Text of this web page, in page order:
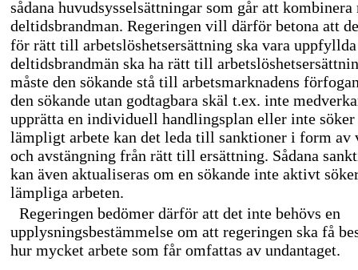
sådana huvudsysselsättningar som går att
deltidsbrandman. Regeringen vill därför betona att
för rätt till arbetslöshetsersättning ska vara
deltidsbrandmän ska ha rätt till
måste den sökande stå till arbetsmarknadens
den sökande utan godtagbara skäl t.ex. inte
upprätta en individuell handlingsplan eller inte söker
lämpligt arbete kan det leda till sanktioner i form av
och avstängning från rätt till ersättning. Sådana
kan även aktualiseras om en sökande inte aktivt
lämpliga arbeten.
Regeringen bedömer därför att det inte behövs en
upplysningsbestämmelse om att regeringen ska få
hur mycket arbete som får omfattas av undantaget.